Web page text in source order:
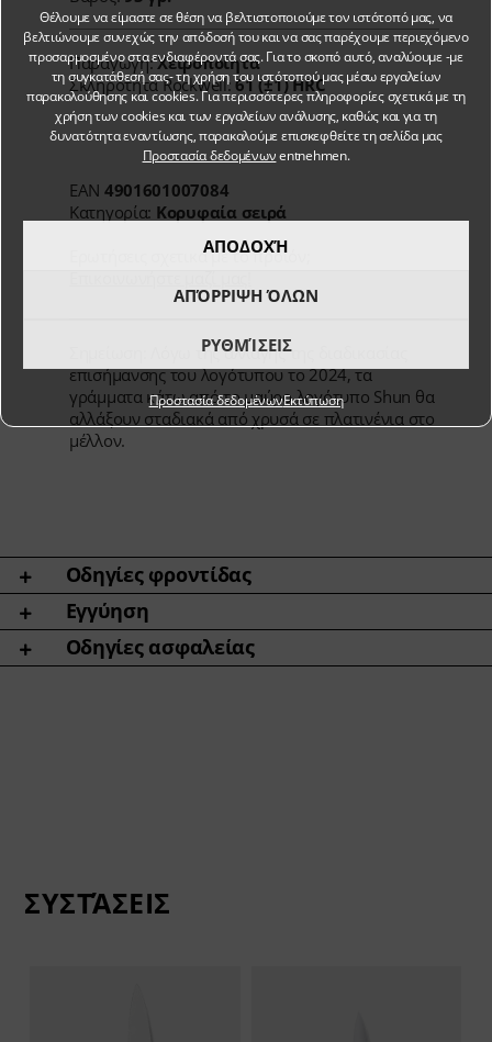
Θέλουμε να είμαστε σε θέση να βελτιστοποιούμε τον ιστότοπό μας, να
βελτιώνουμε συνεχώς την απόδοσή του και να σας παρέχουμε περιεχόμενο
προσαρμοσμένο στα ενδιαφέροντά σας. Για το σκοπό αυτό, αναλύουμε -με
τη συγκατάθεσή σας- τη χρήση του ιστότοπού μας μέσω εργαλείων
παρακολούθησης και cookies. Για περισσότερες πληροφορίες σχετικά με τη
χρήση των cookies και των εργαλείων ανάλυσης, καθώς και για τη
δυνατότητα εναντίωσης, παρακαλούμε επισκεφθείτε τη σελίδα μας
Προστασία δεδομένωνentnehmen.
ΑΠΟΔΟΧΉ
ΑΠΌΡΡΙΨΗ ΌΛΩΝ
ΡΥΘΜΊΣΕΙΣ
Προστασία δεδομένωνΕκτύπωση
Παραγωγή:Χειροποίητα
Σκληρότητα Rockwell:61 (±1) HRC
EAN 4901601007084
Κατηγορία: Κορυφαία σειρά
Ερωτήσεις σχετικά με το προϊόν;
Σημείωση: Λόγω της αλλαγής της διαδικασίας
επισήμανσης του λογότυπου το 2024, τα
γράμματα κάτω από το μαύρο λογότυπο Shun θα
αλλάξουν σταδιακά από χρυσά σε πλατινένια στο
μέλλον.
Οδηγίες φροντίδας
Εγγύηση
Οδηγίες ασφαλείας
ΣΥΣΤΆΣΕΙΣ